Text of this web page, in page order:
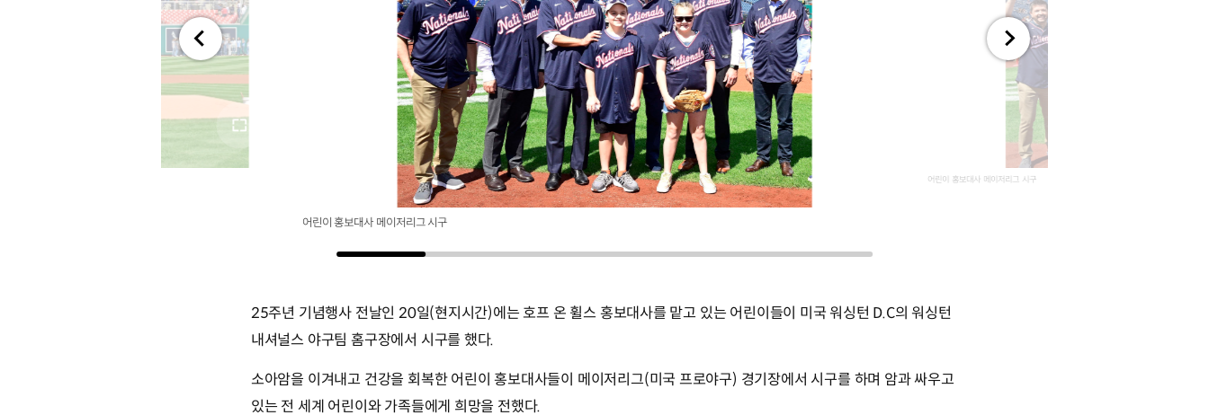
전체
화면
어린이 홍보대사 메이저리그 시구
어린이 홍보대사 메이저리그 시구
25주년 기념행사 전날인 20일(현지시간)에는 호프 온 휠스 홍보대사를 맡고 있는 어린이들이 미국 워싱턴 D.C의 워싱턴
내셔널스 야구팀 홈구장에서 시구를 했다.
소아암을 이겨내고 건강을 회복한 어린이 홍보대사들이 메이저리그(미국 프로야구) 경기장에서 시구를 하며 암과 싸우고
있는 전 세계 어린이와 가족들에게 희망을 전했다.